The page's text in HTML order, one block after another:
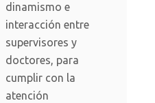
dinamismo e
interacción entre
supervisores y
doctores, para
cumplir con la
atención